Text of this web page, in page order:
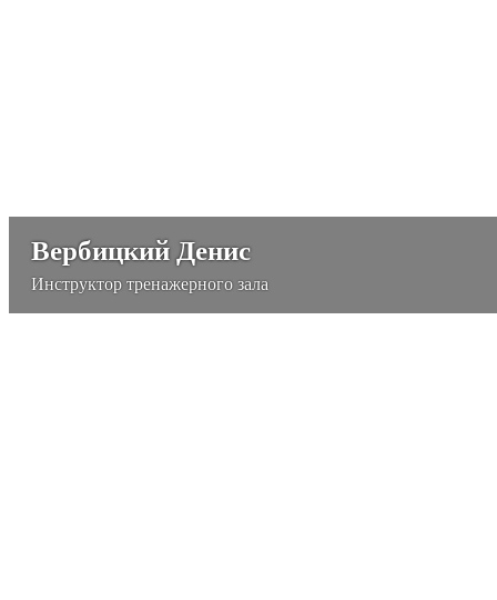
Вербицкий Денис
Инструктор тренажерного зала